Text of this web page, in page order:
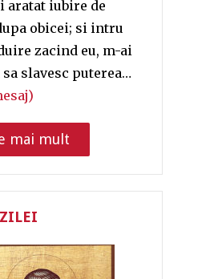
aratat iubire de
obicei; si intru
zacind eu, m-ai
slavesc puterea…
mai mult